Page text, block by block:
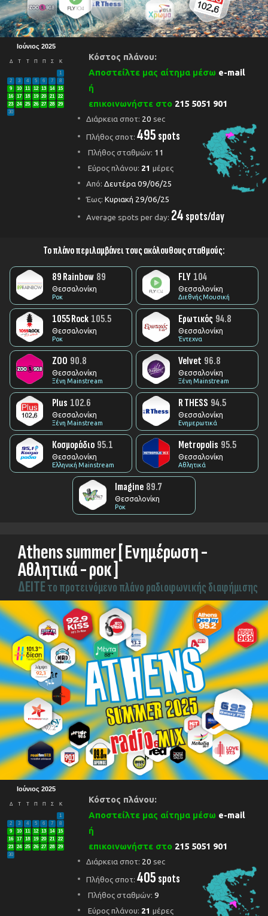
Ιούνιος 2025
Δ Τ Τ Π Π Σ Κ
1
2
3 4 5 6 7
8
9
10 11 12 13 14
15
16
17 18 19 20 21
22
23
24 25 26 27 28
29
30
Κόστος πλάνου:
Αποστείλτε μας αίτημα μέσω e-mail
ή
επικοινωνήστε στο 215 5051 901
Διάρκεια σποτ: 20 sec
Πλήθος σποτ: 495 spots
Πλήθος σταθμών: 11
Εύρος πλάνου: 21 μέρες
Από: Δευτέρα 09/06/25
Έως: Κυριακή 29/06/25
Average spots per day: 24 spots/day
Το πλάνο περιλαμβάνει τους ακόλουθους σταθμούς:
89 Rainbow 89
Θεσσαλονίκη
Ροκ
FLY 104
Θεσσαλονίκη
Διεθνής Μουσική
1055 Rock 105.5
Θεσσαλονίκη
Ροκ
Ερωτικός 94.8
Θεσσαλονίκη
Έντεχνα
ZOO 90.8
Θεσσαλονίκη
Ξένη Mainstream
Velvet 96.8
Θεσσαλονίκη
Ξένη Mainstream
Plus 102.6
Θεσσαλονίκη
Ξένη Mainstream
R THESS 94.5
Θεσσαλονίκη
Ενημερωτικά
Κοσμοράδιο 95.1
Θεσσαλονίκη
Ελληνική Mainstream
Metropolis 95.5
Θεσσαλονίκη
Αθλητικά
Imagine 89.7
Θεσσαλονίκη
Ροκ
Athens summer [ Ενημέρωση -
Αθλητικά - ροκ ]
ΔEITEτο προτεινόμενο πλάνο ραδιοφωνικής διαφήμισης
Ιούνιος 2025
Δ Τ Τ Π Π Σ Κ
1
2
3 4 5 6 7
8
9
10 11 12 13 14
15
16
17 18 19 20 21
22
23
24 25 26 27 28
29
30
Κόστος πλάνου:
Αποστείλτε μας αίτημα μέσω e-mail
ή
επικοινωνήστε στο 215 5051 901
Διάρκεια σποτ: 20 sec
Πλήθος σποτ: 405 spots
Πλήθος σταθμών: 9
Εύρος πλάνου: 21 μέρες